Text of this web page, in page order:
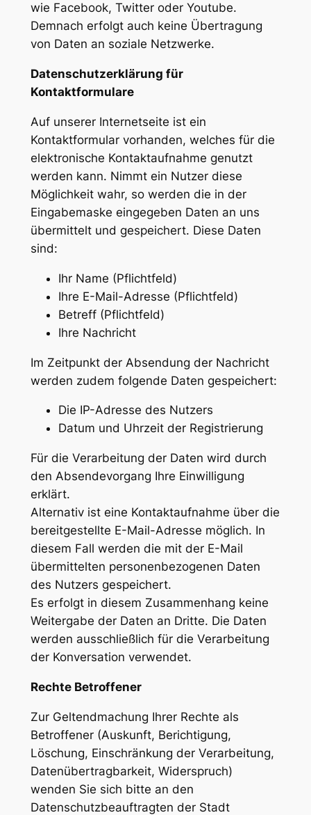
wie Facebook, Twitter oder Youtube.
Demnach erfolgt auch keine Übertragung
von Daten an soziale Netzwerke.
Datenschutzerklärung für
Kontaktformulare
Auf unserer Internetseite ist ein
Kontaktformular vorhanden, welches für die
elektronische Kontaktaufnahme genutzt
werden kann. Nimmt ein Nutzer diese
Möglichkeit wahr, so werden die in der
Eingabemaske eingegeben Daten an uns
übermittelt und gespeichert. Diese Daten
sind:
Ihr Name (Pflichtfeld)
Ihre E-Mail-Adresse (Pflichtfeld)
Betreff (Pflichtfeld)
Ihre Nachricht
Im Zeitpunkt der Absendung der Nachricht
werden zudem folgende Daten gespeichert:
Die IP-Adresse des Nutzers
Datum und Uhrzeit der Registrierung
Für die Verarbeitung der Daten wird durch
den Absendevorgang Ihre Einwilligung
erklärt.
Alternativ ist eine Kontaktaufnahme über die
bereitgestellte E-Mail-Adresse möglich. In
diesem Fall werden die mit der E-Mail
übermittelten personenbezogenen Daten
des Nutzers gespeichert.
Es erfolgt in diesem Zusammenhang keine
Weitergabe der Daten an Dritte. Die Daten
werden ausschließlich für die Verarbeitung
der Konversation verwendet.
Rechte Betroffener
Zur Geltendmachung Ihrer Rechte als
Betroffener (Auskunft, Berichtigung,
Löschung, Einschränkung der Verarbeitung,
Datenübertragbarkeit, Widerspruch)
wenden Sie sich bitte an den
Datenschutzbeauftragten der Stadt